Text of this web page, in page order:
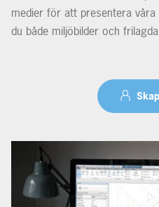
medier för att presentera
du både miljöbilder och